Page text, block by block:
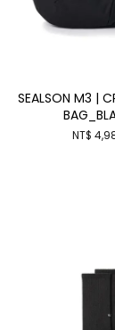
SEALSON M3 |
NT$